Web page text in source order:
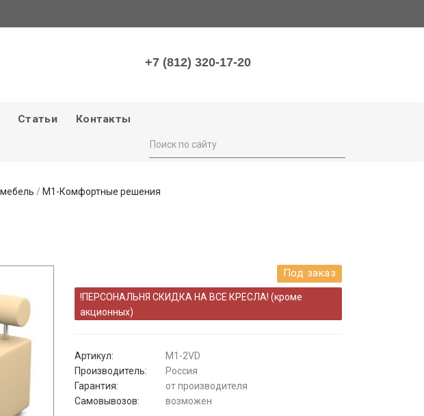
+7 (812) 320-17-20
Статьи Контакты
/ М1-Комфортные решения
Под заказ
!ПЕРСОНАЛЬНЯ СКИДКА НА ВСЕ КРЕСЛА! (кроме
акционных)
Артикул:
М1-2VD
Производитель:
Россия
Гарантия:
от производителя
Самовывозов:
возможен